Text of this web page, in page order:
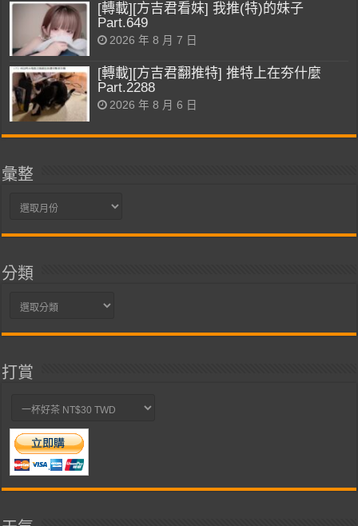
[轉載][方吉君看妹] 我推(特)的妹子
Part.649
2026 年 8 月 7 日
[轉載][方吉君翻推特] 推特上在夯什麼
Part.2288
2026 年 8 月 6 日
彙整
彙
分類
分
打賞